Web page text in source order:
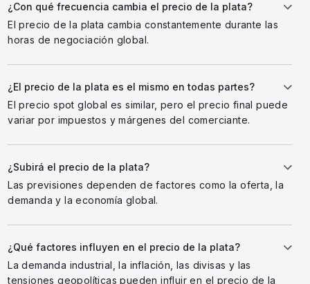
¿Con qué frecuencia cambia el precio de la plata?
El precio de la plata cambia constantemente durante las
horas de negociación global.
¿El precio de la plata es el mismo en todas partes?
El precio spot global es similar, pero el precio final puede
variar por impuestos y márgenes del comerciante.
¿Subirá el precio de la plata?
Las previsiones dependen de factores como la oferta, la
demanda y la economía global.
¿Qué factores influyen en el precio de la plata?
La demanda industrial, la inflación, las divisas y las
tensiones geopolíticas pueden influir en el precio de la